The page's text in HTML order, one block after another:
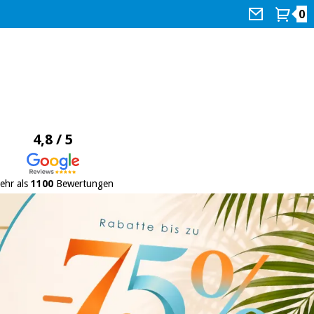
0
4,8 / 5
als1100 Bewertungen